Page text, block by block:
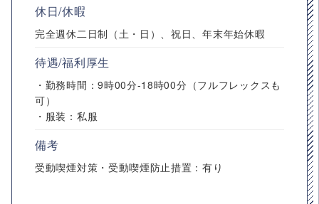
休日/休暇
完全週休二日制（土・日）、祝日、年末年始休暇
待遇/福利厚生
・勤務時間：9時00分-18時00分（フルフレックスも
可）
・服装：私服
備考
受動喫煙対策・受動喫煙防止措置：有り